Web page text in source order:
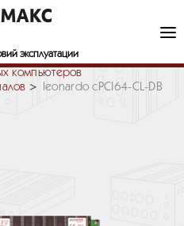
эксплуатации
компьютеров
leonardo cPCI64-CL-DB